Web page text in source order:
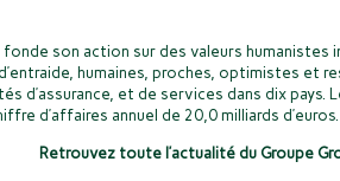
fonde son action sur des valeurs
humaines, proches, optimistes et
d’assurance, et de services dans dix
d’affaires annuel de 20,0 milliards d’euros.
Retrouvez toute l’actualité du Groupe